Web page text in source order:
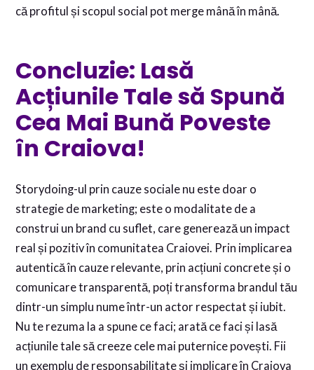
că profitul și scopul social pot merge mână în mână.
Concluzie: Lasă
Acțiunile Tale să Spună
Cea Mai Bună Poveste
în Craiova!
Storydoing-ul prin cauze sociale nu este doar o
strategie de marketing; este o modalitate de a
construi un brand cu suflet, care generează un impact
real și pozitiv în comunitatea Craiovei. Prin implicarea
autentică în cauze relevante, prin acțiuni concrete și o
comunicare transparentă, poți transforma brandul tău
dintr-un simplu nume într-un actor respectat și iubit.
Nu te rezuma la a spune ce faci; arată ce faci și lasă
acțiunile tale să creeze cele mai puternice povești. Fii
un exemplu de responsabilitate și implicare în Craiova